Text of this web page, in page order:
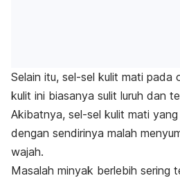
Selain itu, sel-sel kulit mati pada
kulit ini biasanya sulit luruh dan
Akibatnya, sel-sel kulit mati
dengan sendirinya malah
wajah.
Masalah minyak berlebih sering